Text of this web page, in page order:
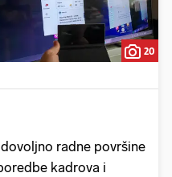
20
radne površine
kadrova i